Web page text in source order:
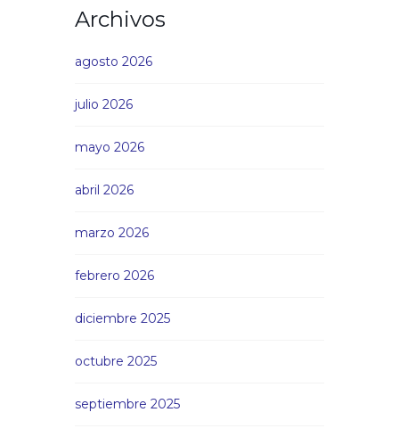
Archivos
agosto 2026
julio 2026
mayo 2026
abril 2026
marzo 2026
febrero 2026
diciembre 2025
octubre 2025
septiembre 2025